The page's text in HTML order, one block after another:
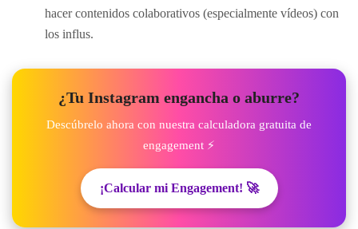
hacer contenidos colaborativos (especialmente vídeos) con
los influs.
¿Tu Instagram engancha o aburre?
Descúbrelo ahora con nuestra calculadora gratuita de
engagement ⚡
¡Calcular mi Engagement! 🚀